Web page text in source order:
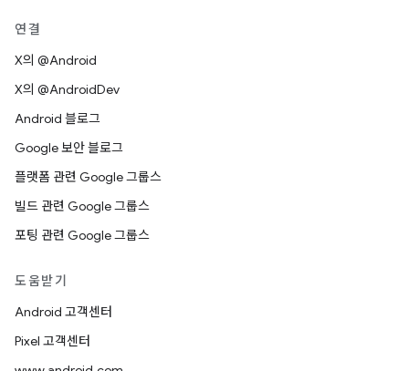
연결
X의 @Android
X의 @AndroidDev
Android 블로그
Google 보안 블로그
플랫폼 관련 Google 그룹스
빌드 관련 Google 그룹스
포팅 관련 Google 그룹스
도움받기
Android 고객센터
Pixel 고객센터